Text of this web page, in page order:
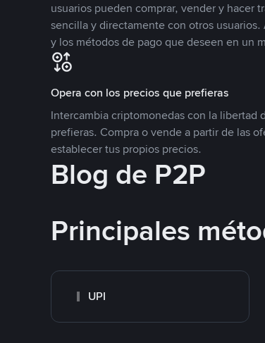
usuarios pueden comprar, vender y hacer
sencilla y directamente con otros
y los métodos de pago que deseen en un
Opera con los precios que prefieras
Intercambia criptomonedas con la libertad
prefieras. Compra o vende a partir de las
establecer tus propios precios.
Blog de P2P
Principales
UPI